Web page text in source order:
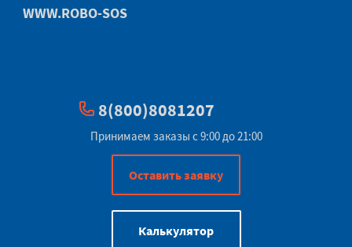
WWW.ROBO-SOS
8(800)8081207
Принимаем заказы с 9:00 до 21:00
Оставить заявку
Калькулятор